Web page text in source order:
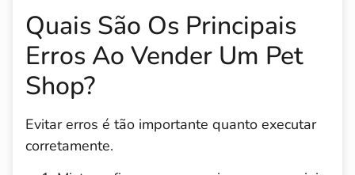
Quais São Os Principais
Erros Ao Vender Um Pet
Shop?
Evitar erros é tão importante quanto executar
corretamente.